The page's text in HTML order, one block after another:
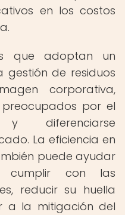
en los costos
que adoptan un
gestión de residuos
corporativa,
por el
diferenciarse
La eficiencia en
puede ayudar
con las
reducir su huella
a la mitigación del